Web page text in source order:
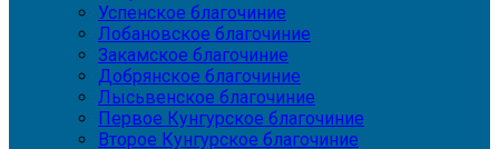
Успенское благочиние
Лобановское благочиние
Закамское благочиние
Добрянское благочиние
Лысьвенское благочиние
Первое Кунгурское благочиние
Второе Кунгурское благочиние